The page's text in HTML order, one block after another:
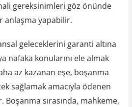
gereksinimleri göz önünde
anlaşma yapabilir.
geleceklerini garanti altına
nafaka konularını ele almak
az kazanan eşe, boşanma
sağlamak amacıyla ödenen
sırasında, mahkeme,